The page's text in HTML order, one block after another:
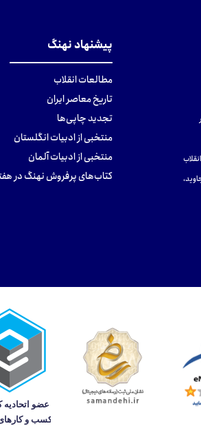
پیشنهاد نهنگ
مطالعات انقلاب
تاریخ معاصر ایران
تجدید چاپی‌ها
منتخبی از ادبیات انگلستان
منتخبی از ادبیات آلمان
کتاب‌های پرفروش نهنگ در